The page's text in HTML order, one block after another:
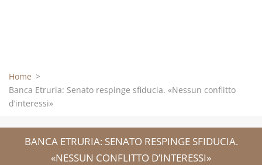
Home >
Banca Etruria: Senato respinge sfiducia. «Nessun conflitto
d’interessi»
BANCA ETRURIA: SENATO RESPINGE SFIDUCIA.
«NESSUN CONFLITTO D’INTERESSI»